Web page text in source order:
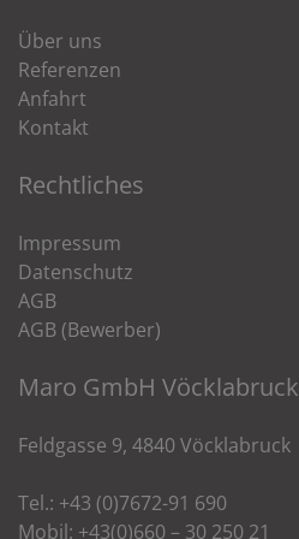
Über uns
Referenzen
Anfahrt
Kontakt
Rechtliches
Impressum
Datenschutz
AGB
AGB (Bewerber)
Maro GmbH Vöcklabruck
Feldgasse 9, 4840 Vöcklabruck
Tel.: +43 (0)7672-91 690
Mobil: +43(0)660 – 30 250 21